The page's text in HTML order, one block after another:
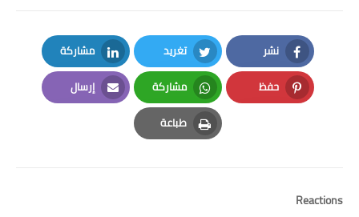
نشر
Facebook
تغريد
Twitter
مشاركة
LinkedIn
حفظ
Pinterest
مشاركة
Whatsapp
إرسال
Email
طباعة
Print
Reactions